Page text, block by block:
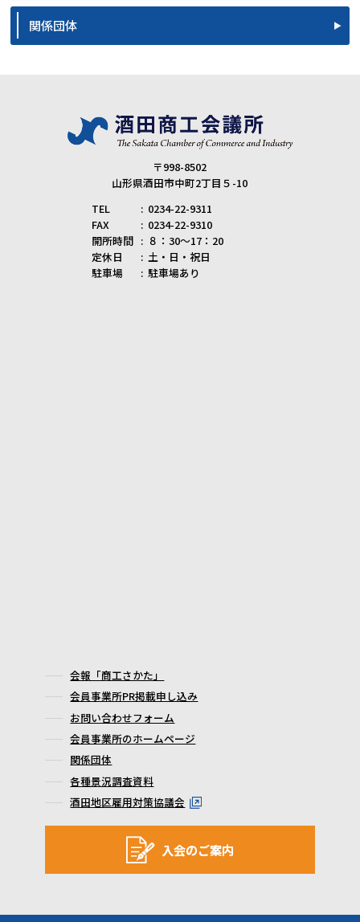
関係団体
〒998-8502
山形県酒田市中町2丁目５-10
TEL
0234-22-9311
FAX
0234-22-9310
開所時間
８：30～17：20
定休日
土・日・祝日
駐車場
駐車場あり
会報「商工さかた」
会員事業所PR掲載申し込み
お問い合わせフォーム
会員事業所のホームページ
関係団体
各種景況調査資料
酒田地区雇用対策協議会
入会のご案内